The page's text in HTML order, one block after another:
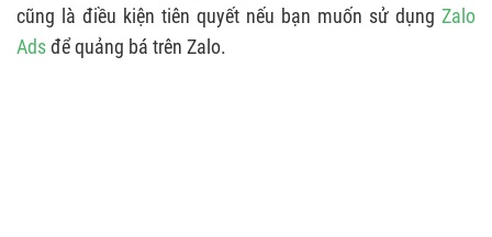
6.1. Đăng bài & quản lý nội dung
6.2. Gửi Broadcast
cũng là điều kiện tiên quyết nếu bạn muốn sử dụng Zalo
Adsđể quảng bá trên Zalo.